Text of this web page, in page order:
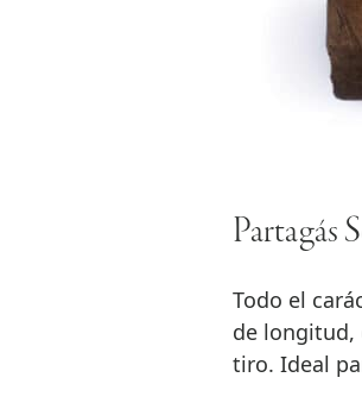
Partagás
Todo el
de longitud,
tiro. Ideal